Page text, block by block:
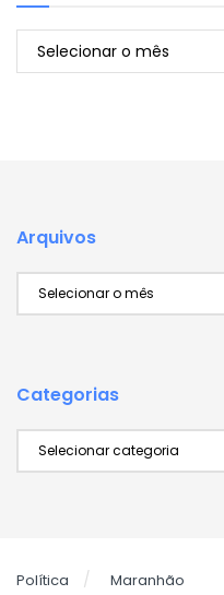
Arquivos
Arquivos
Arquivos
Categorias
Categorias
Política Maranhão